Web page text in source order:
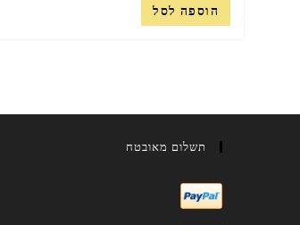
הוספה לסל
תשלום מאובטח